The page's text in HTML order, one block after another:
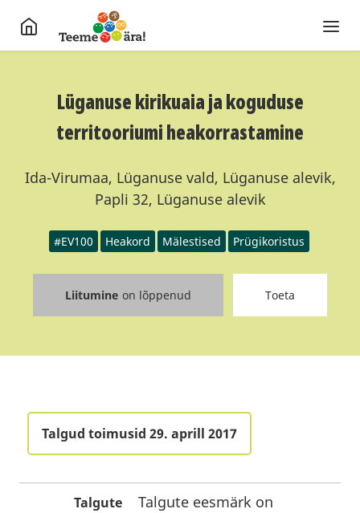
Lüganuse kirikuaia ja koguduse
territooriumi heakorrastamine
Ida-Virumaa, Lüganuse vald, Lüganuse alevik,
Papli 32, Lüganuse alevik
#EV100 Heakord Mälestised Prügikoristus
Liitumine on lõppenud Toeta
Talgud toimusid 29. aprill 2017
Talgute
Talgute eesmärk on